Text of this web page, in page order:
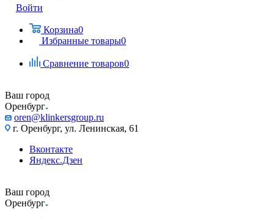
Войти
Корзина0
Избранные товары0
Сравнение товаров0
Ваш город
Оренбург
oren@klinkersgroup.ru
г. Оренбург, ул. Ленинская, 61
Вконтакте
Яндекс.Дзен
Ваш город
Оренбург